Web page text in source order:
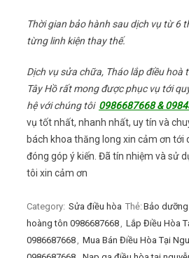
Thời gian bảo hành sau dịch vụ từ 6
từng linh kiện thay thế.
Dịch vụ sửa chữa, Tháo lắp điều hoà
Tây Hồ rất mong được phục vụ tới
hệ với chúng tôi 0986687668 &
vụ tốt nhất, nhanh nhất, uy tín và
bách khoa thăng long xin cảm ơn tới
đóng góp ý kiến. Đã tín nhiệm và sử
tôi xin cảm ơn
Category: Sửa điều hòa Thẻ: Bảo
hoàng tôn 0986687668, Lắp Điều Hòa
0986687668, Mua Bán Điều Hòa Tại